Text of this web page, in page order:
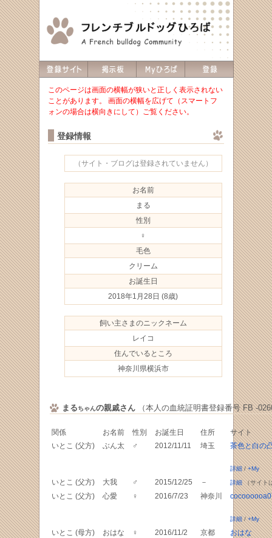
このページは画面の横幅が狭いと正しく表示されない
ことがあります。 画面の横幅を広げて（スマートフ
ォンの場合は横向きにして）ご覧ください。
登録情報
（サイト・ブログは登録されていません）
お名前
まる
性別
♀
毛色
クリーム
お誕生日
2018年1月28日 (8歳)
飼い主さまのニックネーム
レイコ
住んでいるところ
神奈川県横浜市
まるちゃんの親戚さん（本人の血統証明書登録番号 FB -
関係 お名前 性別 お誕生日 住所
サイト
いとこ (父方)
ぶん太 ♂ 2012/11/11 埼玉 茶色と白の
詳細/+My
いとこ (父方) 大我 ♂ 2015/12/25 － 詳細（サイト
いとこ (父方) 心愛 ♀ 2016/7/23 神奈川
詳細/+My
いとこ (母方) おはな ♀ 2016/11/2 京都 おはな